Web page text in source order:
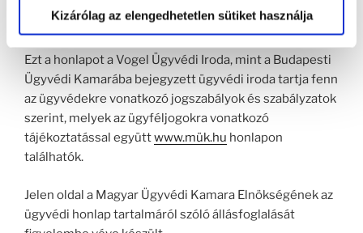
Kizárólag az elengedhetetlen sütiket használja
kifejezésre:
Ezt a honlapot a Vogel Ügyvédi Iroda, mint a Budapesti
Ügyvédi Kamarába bejegyzett ügyvédi iroda tartja fenn
az ügyvédekre vonatkozó jogszabályok és szabályzatok
szerint, melyek az ügyféljogokra vonatkozó
tájékoztatással együttwww.mük.hu honlapon
találhatók.
Jelen oldal a Magyar Ügyvédi Kamara Elnökségének az
ügyvédi honlap tartalmáról szóló állásfoglalását